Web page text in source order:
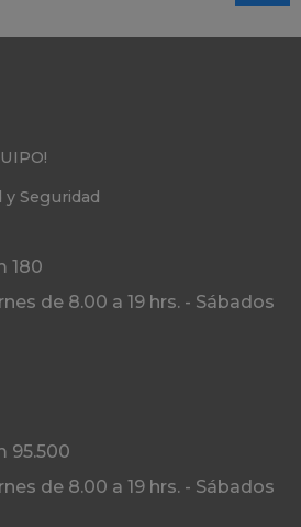
y Seguridad
180
de 8.00 a 19 hrs. - Sábados
95.500
de 8.00 a 19 hrs. - Sábados